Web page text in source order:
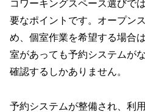
コワーキングスペース選びで
要なポイントです。オープン
め、個室作業を希望する場合
室があっても予約システムが
確認するしかありません。
予約システムが整備され、利